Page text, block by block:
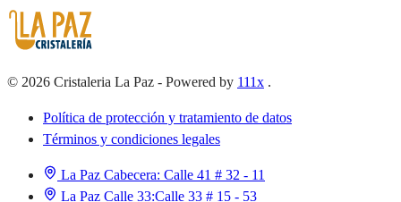
© 2026 Cristaleria La Paz - Powered by 111x .
Política de protección y tratamiento de datos
Términos y condiciones legales
La Paz Cabecera: Calle 41 # 32 - 11
La Paz Calle 33:Calle 33 # 15 - 53